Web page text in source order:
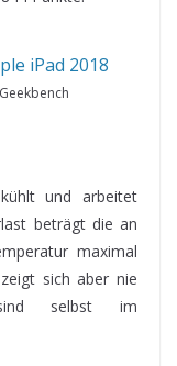
Geekbench
und arbeitet
beträgt die an
maximal
sich aber nie
sind selbst im